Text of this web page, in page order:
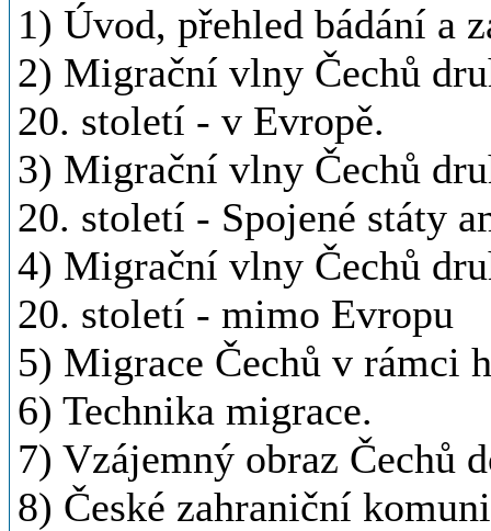
1) Úvod, přehled bádání a
2) Migrační vlny Čechů
20. století - v Evropě.
3) Migrační vlny Čechů
20. století - Spojené státy
4) Migrační vlny Čechů
20. století - mimo Evropu
5) Migrace Čechů v rámci
6) Technika migrace.
7) Vzájemný obraz Čechů
8) České zahraniční